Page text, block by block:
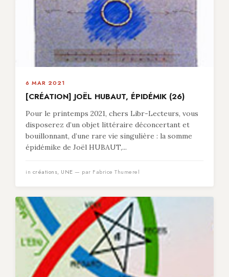
6 MAR 2021
[CRÉATION] JOËL HUBAUT, ÉPIDÉMIK (26)
Pour le printemps 2021, chers Libr-Lecteurs, vous
disposerez d’un objet littéraire déconcertant et
bouillonnant, d’une rare vie singulière : la somme
épidémike de Joël HUBAUT,...
in créations, UNE — par Fabrice Thumerel